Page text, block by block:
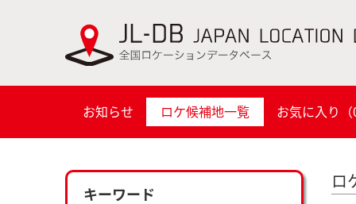
お知らせ ロケ候補地一覧 お気に入り（
キーワード
ロ